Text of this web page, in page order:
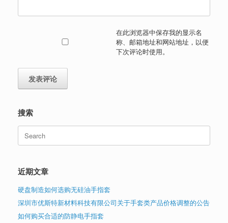
在此浏览器中保存我的显示名
称、邮箱地址和网站地址，以便
下次评论时使用。
搜索
Search
for:
近期文章
硬盘制造如何选购无硅油手指套
深圳市优斯特新材料科技有限公司关于手套类产品价格调整的公告
如何购买合适的防静电手指套